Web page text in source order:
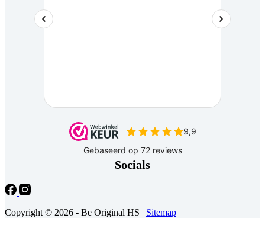
Socials
Copyright © 2026 - Be Original HS | Sitemap